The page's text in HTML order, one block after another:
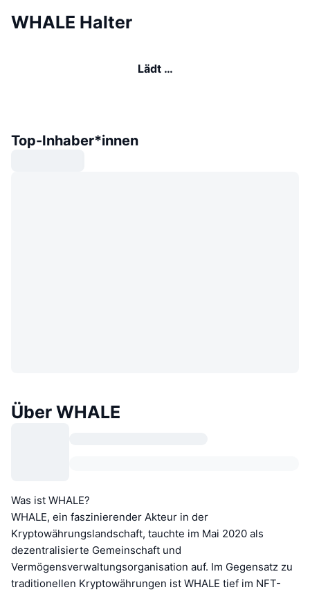
WHALE Halter
Lädt …
Top-Inhaber*innen
Über WHALE
Was ist WHALE?
WHALE, ein faszinierender Akteur in der
Kryptowährungslandschaft, tauchte im Mai 2020 als
dezentralisierte Gemeinschaft und
Vermögensverwaltungsorganisation auf. Im Gegensatz zu
traditionellen Kryptowährungen ist WHALE tief im NFT-